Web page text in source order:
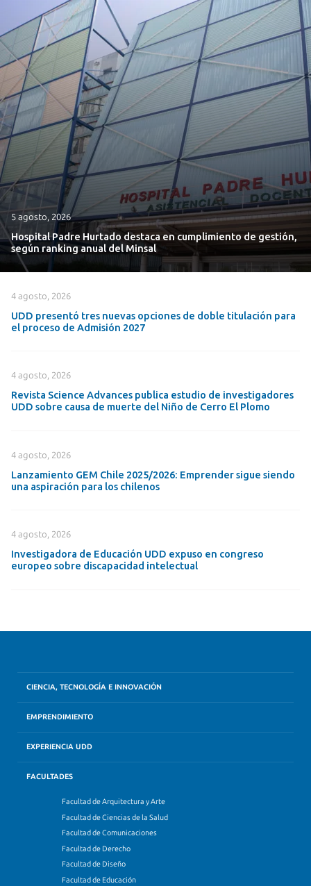
5 agosto, 2026
Hospital Padre Hurtado destaca en cumplimiento de gestión,
según ranking anual del Minsal
4 agosto, 2026
UDD presentó tres nuevas opciones de doble titulación para
el proceso de Admisión 2027
4 agosto, 2026
Revista Science Advances publica estudio de investigadores
UDD sobre causa de muerte del Niño de Cerro El Plomo
4 agosto, 2026
Lanzamiento GEM Chile 2025/2026: Emprender sigue siendo
una aspiración para los chilenos
4 agosto, 2026
Investigadora de Educación UDD expuso en congreso
europeo sobre discapacidad intelectual
CIENCIA, TECNOLOGÍA E INNOVACIÓN
EMPRENDIMIENTO
EXPERIENCIA UDD
FACULTADES
Facultad de Arquitectura y Arte
Facultad de Ciencias de la Salud
Facultad de Comunicaciones
Facultad de Derecho
Facultad de Diseño
Facultad de Educación